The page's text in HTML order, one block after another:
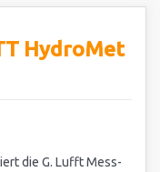
HydroMet
die G. Lufft Mess-